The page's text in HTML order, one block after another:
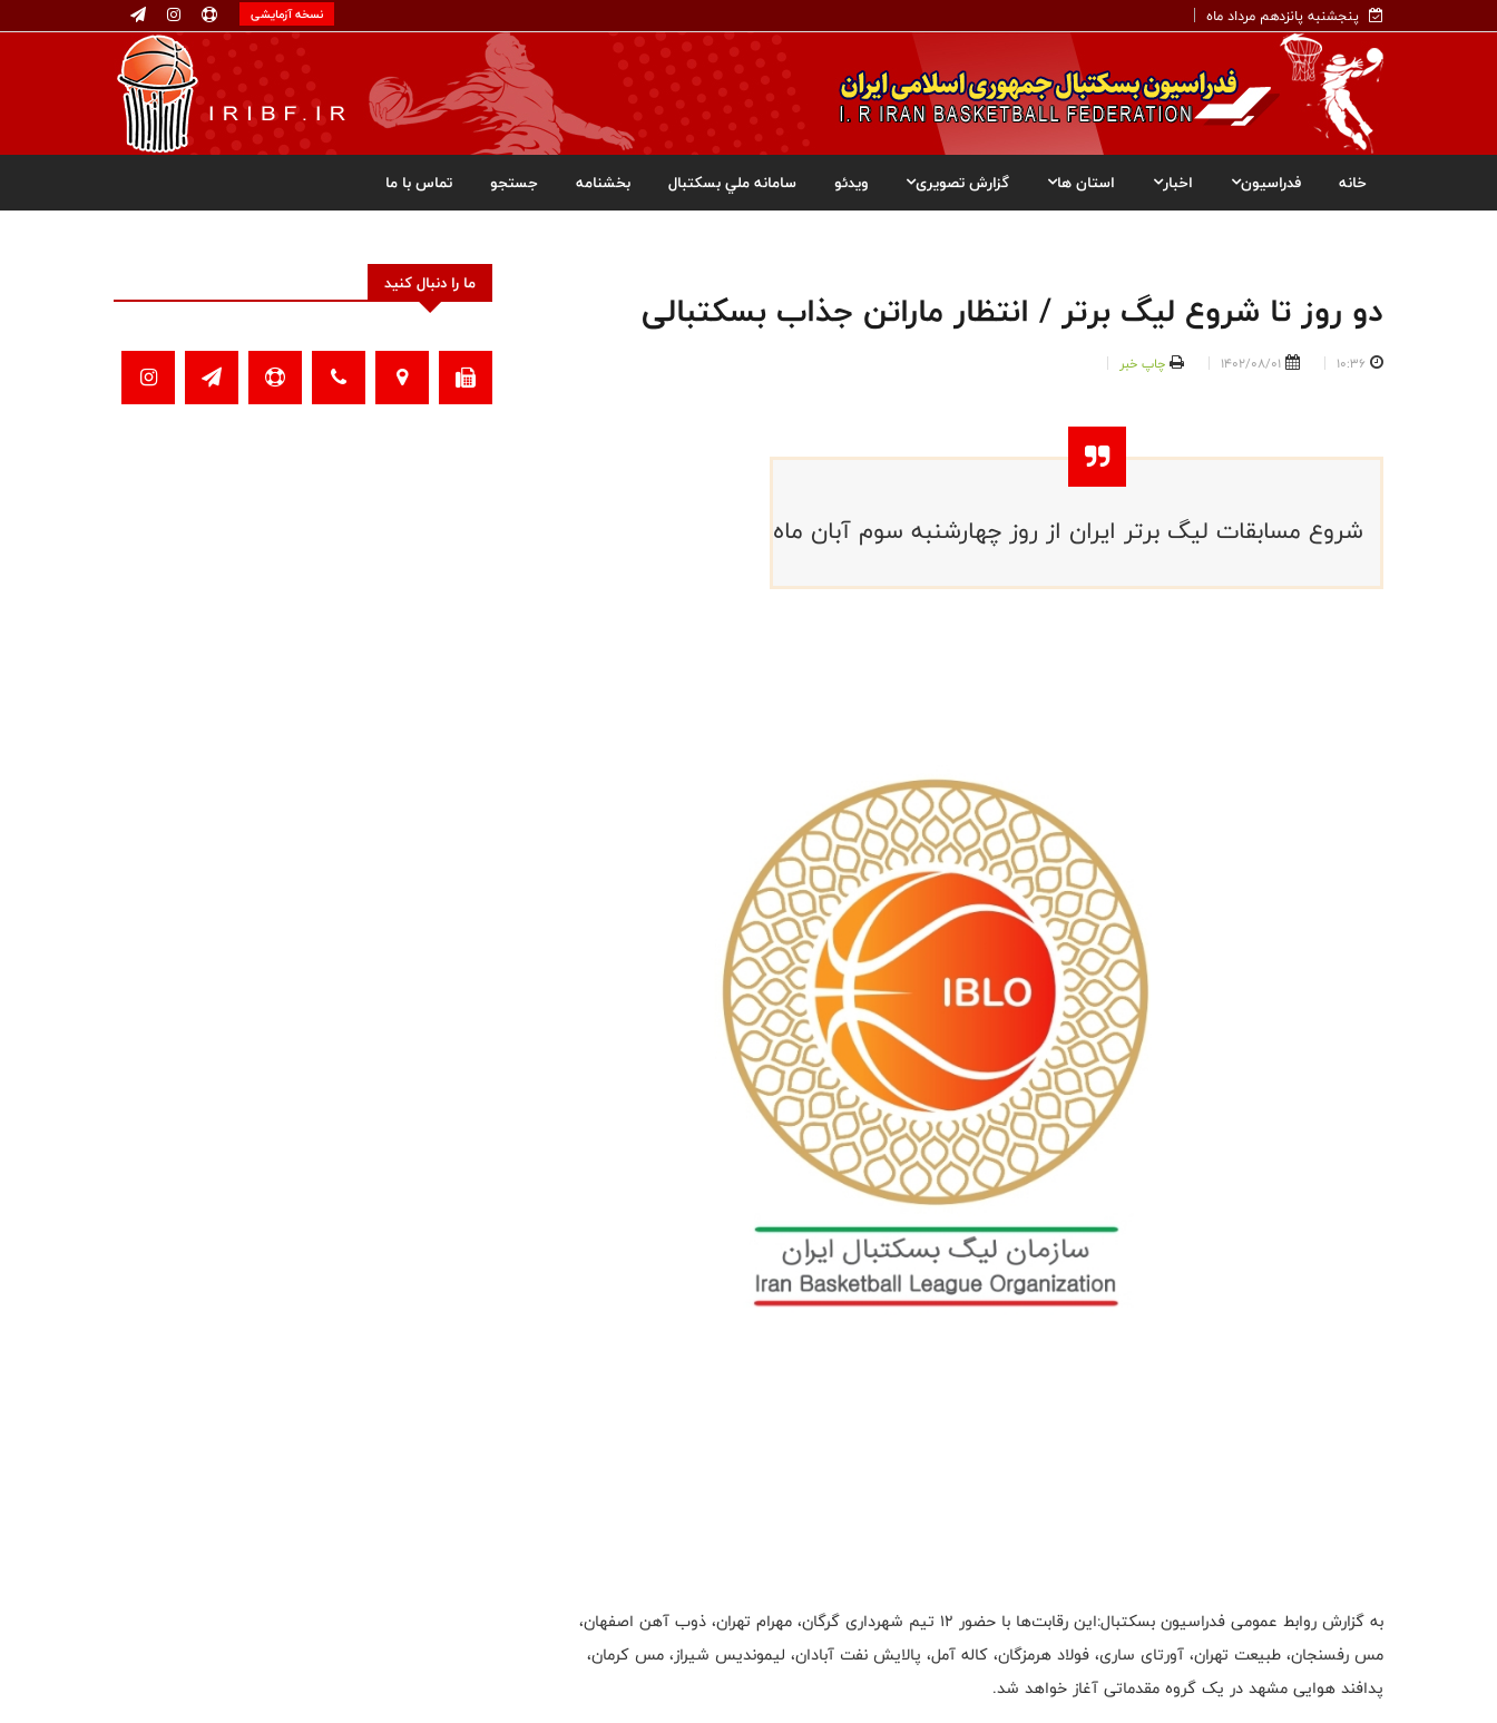
پنجشنبه پانزدهم مرداد ماه نسخه آزمایشی
خانه فدراسیون اخبار استان ها گزارش تصویری ویدئو سامانه ملي بسکتبال بخشنامه جستجو تماس با ما
دو روز تا شروع لیگ برتر / انتظار ماراتن جذاب بسکتبالی
10:36
1402/08/01 چاپ خبر
شروع مسابقات لیگ برتر ایران از روز چهارشنبه سوم آبان ماه
به گزارش روابط عمومی فدراسیون بسکتبال:این رقابت‌ها با حضور ۱۲ تیم شهرداری گرگان، مهرام تهران، ذوب آهن اصفهان،
مس رفسنجان، طبیعت تهران، آورتای ساری، فولاد هرمزگان، کاله آمل، پالایش نفت آبادان، لیموندیس شیراز، مس کرمان،
پدافند هوایی مشهد در یک گروه مقدماتی آغاز خواهد شد.
ما را دنبال کنید